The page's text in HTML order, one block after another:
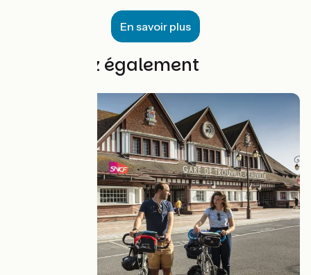
En savoir plus
Découvrez également